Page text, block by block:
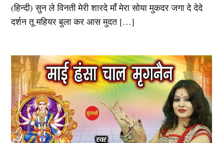
(हिन्दी) सुन ले विनती मेरी शारदे माँ मेरा सोया मुकदर जगा दे देदे
दर्शन तू महियर बुला कर आस मुदत […]